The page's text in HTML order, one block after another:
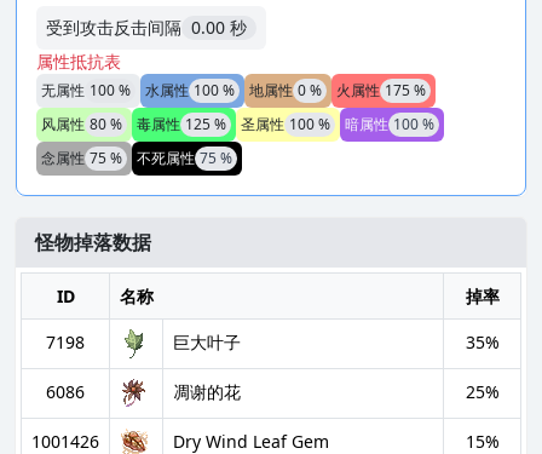
受到攻击反击间隔 0.00 秒
属性抵抗表
无属性 100 % 水属性 100 % 地属性 0 % 火属性 175 %
风属性 80 % 毒属性 125 % 圣属性 100 % 暗属性 100 %
念属性 75 % 不死属性 75 %
怪物掉落数据
ID 名称
掉率
7198
巨大叶子 35%
6086 凋谢的花 25%
1001426 Dry Wind Leaf Gem 15%